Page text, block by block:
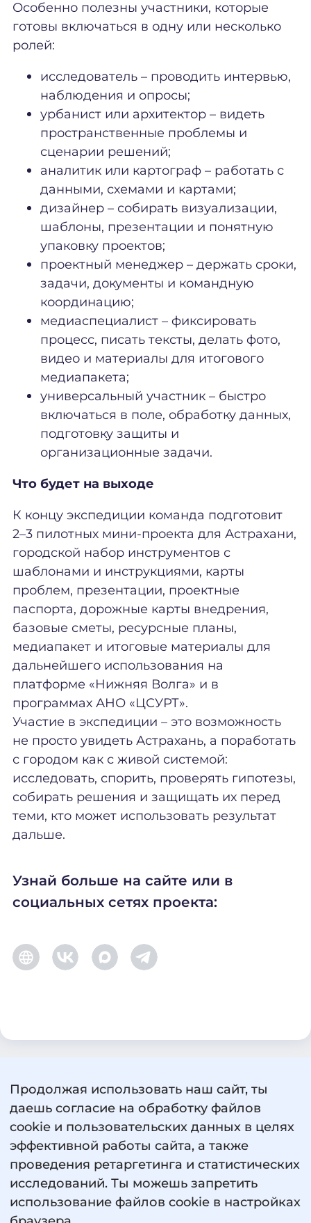
Особенно полезны участники, которые
готовы включаться в одну или несколько
ролей:
исследователь – проводить интервью,
наблюдения и опросы;
урбанист или архитектор – видеть
пространственные проблемы и
сценарии решений;
аналитик или картограф – работать с
данными, схемами и картами;
дизайнер – собирать визуализации,
шаблоны, презентации и понятную
упаковку проектов;
проектный менеджер – держать сроки,
задачи, документы и командную
координацию;
медиаспециалист – фиксировать
процесс, писать тексты, делать фото,
видео и материалы для итогового
медиапакета;
универсальный участник – быстро
включаться в поле, обработку данных,
подготовку защиты и
организационные задачи.
Что будет на выходе
К концу экспедиции команда подготовит
2–3 пилотных мини-проекта для Астрахани,
городской набор инструментов с
шаблонами и инструкциями, карты
проблем, презентации, проектные
паспорта, дорожные карты внедрения,
базовые сметы, ресурсные планы,
медиапакет и итоговые материалы для
дальнейшего использования на
платформе «Нижняя Волга» и в
программах АНО «ЦСУРТ».
Участие в экспедиции – это возможность
не просто увидеть Астрахань, а поработать
с городом как с живой системой:
исследовать, спорить, проверять гипотезы,
собирать решения и защищать их перед
теми, кто может использовать результат
дальше.
Узнай больше на сайте или в
социальных сетях проекта:
Продолжая использовать наш сайт, ты
даешь согласие на обработку файлов
cookie и пользовательских данных в целях
эффективной работы сайта, а также
проведения ретаргетинга и статистических
исследований. Ты можешь запретить
использование файлов cookie в настройках
Пользовательское соглашение